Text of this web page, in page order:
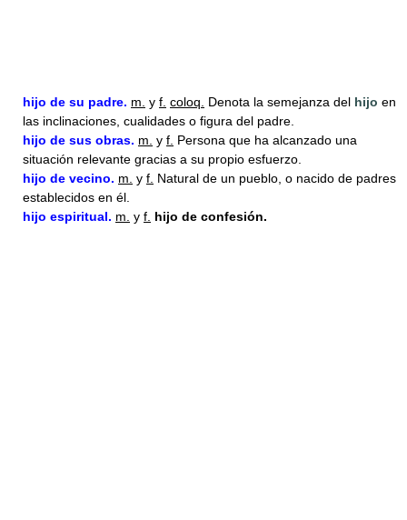
hijo de su padre. m. y f. coloq. Denota la semejanza del hijo en
las inclinaciones, cualidades o figura del padre.
hijo de sus obras. m. y f. Persona que ha alcanzado una
situación relevante gracias a su propio esfuerzo.
hijo de vecino. m. y f. Natural de un pueblo, o nacido de padres
establecidos en él.
hijo espiritual. m. y f. hijo de confesión.